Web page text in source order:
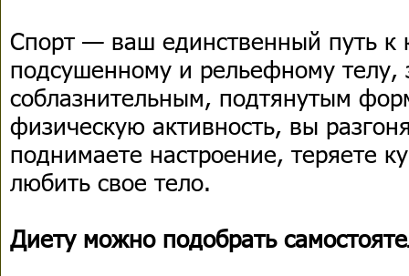
Спорт — ваш единственный путь к
подсушенному и рельефному телу,
соблазнительным, подтянутым
физическую активность, вы
поднимаете настроение, теряете
любить свое тело.
Диету можно подобрать